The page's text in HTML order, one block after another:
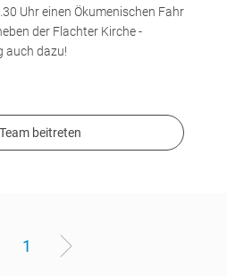
Uhr einen Ökumenischen Fahr
der Flachter Kirche -
auch dazu!
Team beitreten
1